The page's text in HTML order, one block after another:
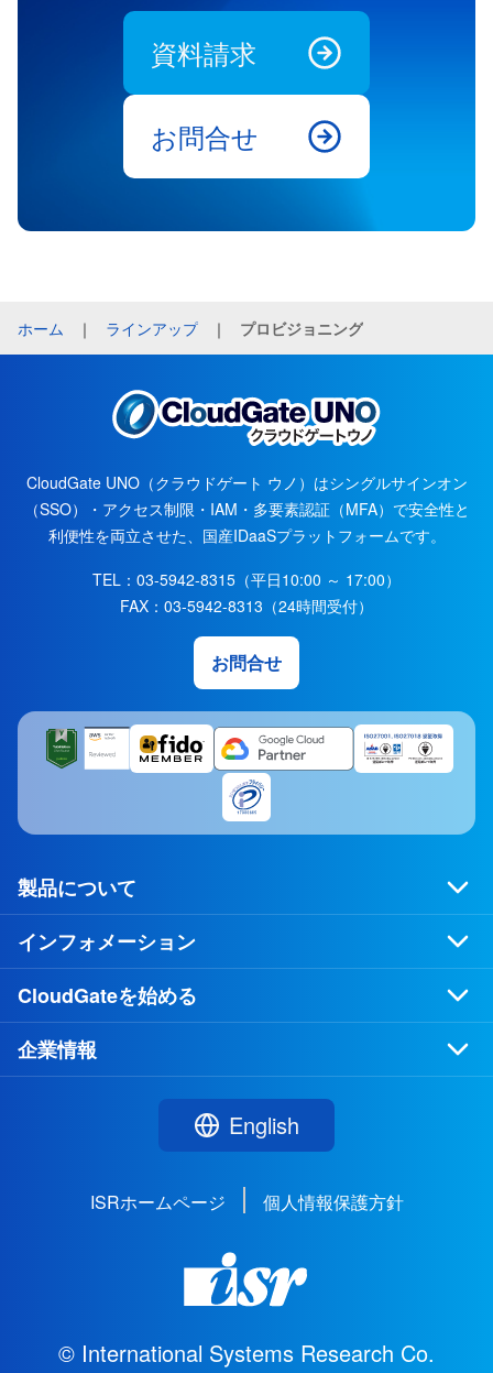
資料請求
お問合せ
ホーム ｜ ラインアップ ｜ プロビジョニング
CloudGate UNO（クラウドゲート ウノ）はシングルサインオン
（SSO）・アクセス制限・IAM・多要素認証（MFA）で安全性と
利便性を両立させた、国産IDaaSプラットフォームです。
TEL：03-5942-8315（平日10:00 ～ 17:00）
FAX：03-5942-8313（24時間受付）
お問合せ
製品について
インフォメーション
CloudGateを始める
企業情報
English
ISRホームページ 個人情報保護方針
© International Systems Research Co.